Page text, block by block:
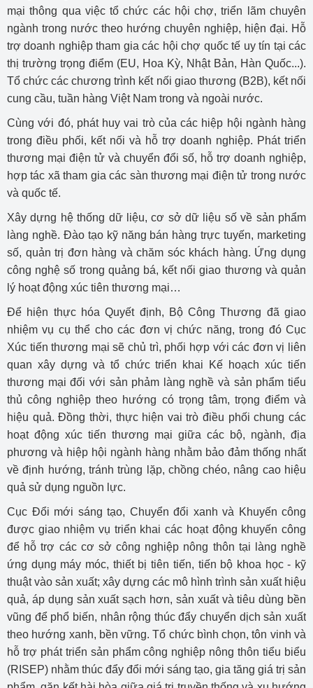
mại thông qua việc tổ chức các hội chợ, triển lãm chuyên
ngành trong nước theo hướng chuyên nghiệp, hiện đại. Hỗ
trợ doanh nghiệp tham gia các hội chợ quốc tế uy tín tại các
thị trường trọng điểm (EU, Hoa Kỳ, Nhật Bản, Hàn Quốc...).
Tổ chức các chương trình kết nối giao thương (B2B), kết nối
cung cầu, tuần hàng Việt Nam trong và ngoài nước.
Cùng với đó, phát huy vai trò của các hiệp hội ngành hàng
trong điều phối, kết nối và hỗ trợ doanh nghiệp. Phát triển
thương mại điện tử và chuyển đổi số, hỗ trợ doanh nghiệp,
hợp tác xã tham gia các sàn thương mại điện tử trong nước
và quốc tế.
Xây dựng hệ thống dữ liệu, cơ sở dữ liệu số về sản phẩm
làng nghề. Đào tạo kỹ năng bán hàng trực tuyến, marketing
số, quản trị đơn hàng và chăm sóc khách hàng. Ứng dụng
công nghệ số trong quảng bá, kết nối giao thương và quản
lý hoạt động xúc tiên thương mại…
Để hiện thực hóa Quyết định, Bộ Công Thương đã giao
nhiệm vụ cụ thể cho các đơn vị chức năng, trong đó Cục
Xúc tiến thương mại sẽ chủ trì, phối hợp với các đơn vị liên
quan xây dựng và tổ chức triển khai Kế hoạch xúc tiến
thương mại đối với sản phảm làng nghề và sản phẩm tiểu
thủ công nghiệp theo hướng có trọng tâm, trọng điểm và
hiệu quả. Đồng thời, thực hiện vai trò điều phối chung các
hoạt động xúc tiến thương mại giữa các bộ, ngành, địa
phương và hiệp hội ngành hàng nhằm bảo đảm thống nhất
về định hướng, tránh trùng lặp, chồng chéo, nâng cao hiệu
quả sử dụng nguồn lực.
Cục Đổi mới sáng tạo, Chuyển đổi xanh và Khuyến công
được giao nhiệm vụ triển khai các hoạt động khuyến công
để hỗ trợ các cơ sở công nghiệp nông thôn tại làng nghề
ứng dụng máy móc, thiết bị tiên tiến, tiến bộ khoa học - kỹ
thuật vào sản xuất; xây dựng các mô hình trình sản xuất hiệu
quả, áp dụng sản xuất sạch hơn, sản xuất và tiêu dùng bền
vũng để phổ biến, nhân rộng thúc đẩy chuyển dịch sản xuất
theo hướng xanh, bền vững. Tổ chức bình chọn, tôn vinh và
hỗ trợ phát triển sản phẩm công nghiệp nông thôn tiểu biểu
(RISEP) nhằm thúc đẩy đổi mới sáng tạo, gia tăng giá trị sản